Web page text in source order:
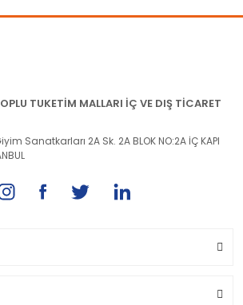
TUKETİM MALLARI İÇ VE DIŞ TİCARET
Sanatkarları 2A Sk. 2A BLOK NO:2A İÇ KAPI